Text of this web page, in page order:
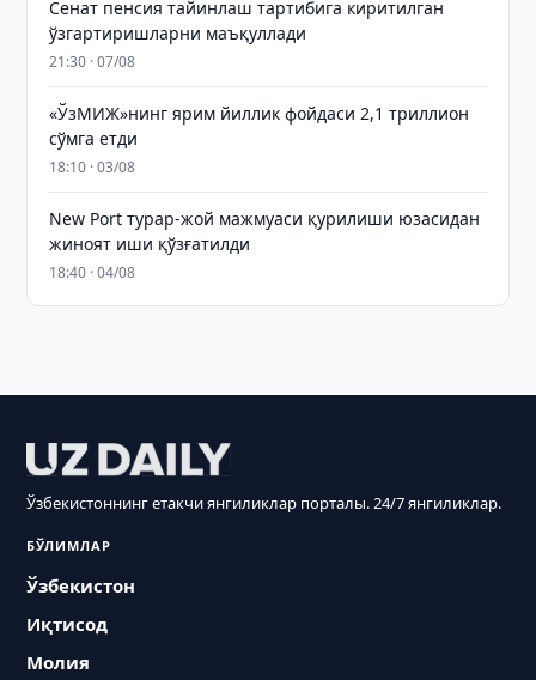
Сенат пенсия тайинлаш тартибига киритилган
ўзгартиришларни маъқуллади
21:30 · 07/08
«ЎзМИЖ»нинг ярим йиллик фойдаси 2,1 триллион
сўмга етди
18:10 · 03/08
New Port турар-жой мажмуаси қурилиши юзасидан
жиноят иши қўзғатилди
18:40 · 04/08
Ўзбекистоннинг етакчи янгиликлар порталы. 24/7 янгиликлар.
БЎЛИМЛАР
Ўзбекистон
Иқтисод
Молия